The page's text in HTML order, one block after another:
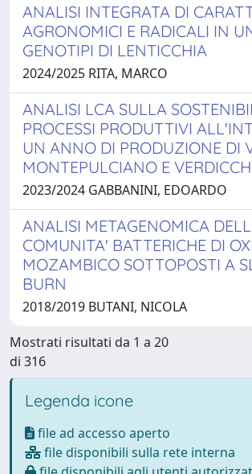
ANALISI INTEGRATA DI
AGRONOMICI E RADICALI IN
GENOTIPI DI LENTICCHIA
2024/2025 RITA, MARCO
ANALISI LCA SULLA
PROCESSI PRODUTTIVI
UN ANNO DI PRODUZIONE DI
MONTEPULCIANO E
2023/2024 GABBANINI, EDOARDO
ANALISI METAGENOMICA
COMUNITA' BATTERICHE DI
MOZAMBICO SOTTOPOSTI A
BURN
2018/2019 BUTANI, NICOLA
Mostrati risultati da 1 a 20
di 316
Legenda icone
file ad accesso aperto
file disponibili sulla rete interna